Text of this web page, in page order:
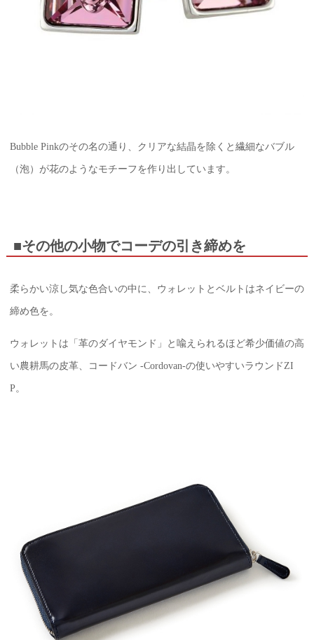
Bubble Pinkのその名の通り、クリアな結晶を除くと繊細なバブル
（泡）が花のようなモチーフを作り出しています。
■その他の小物でコーデの引き締めを
柔らかい涼し気な色合いの中に、ウォレットとベルトはネイビーの
締め色を。
ウォレットは「革のダイヤモンド」と喩えられるほど希少価値の高
い農耕馬の皮革、コードバン -Cordovan-の使いやすいラウンドZI
P。